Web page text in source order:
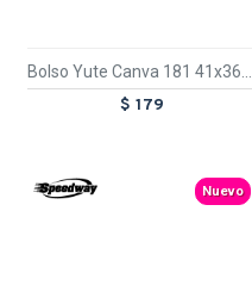
Bolso Yute Canva 181 41x36x15cm Manzana
$ 179
Nuevo
TEXTTRANSPARENTE